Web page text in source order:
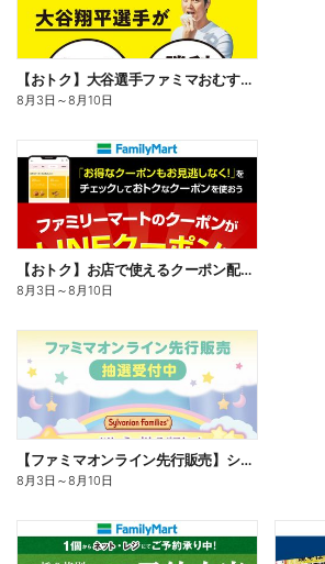
【おトク】大谷選手ファミマおむすび割
8月3日 ～8月10日
【おトク】お店で使えるクーポン配信中
8月3日 ～8月10日
【ファミマオンライン先行販売】シルバニアファミリー
8月3日 ～8月10日